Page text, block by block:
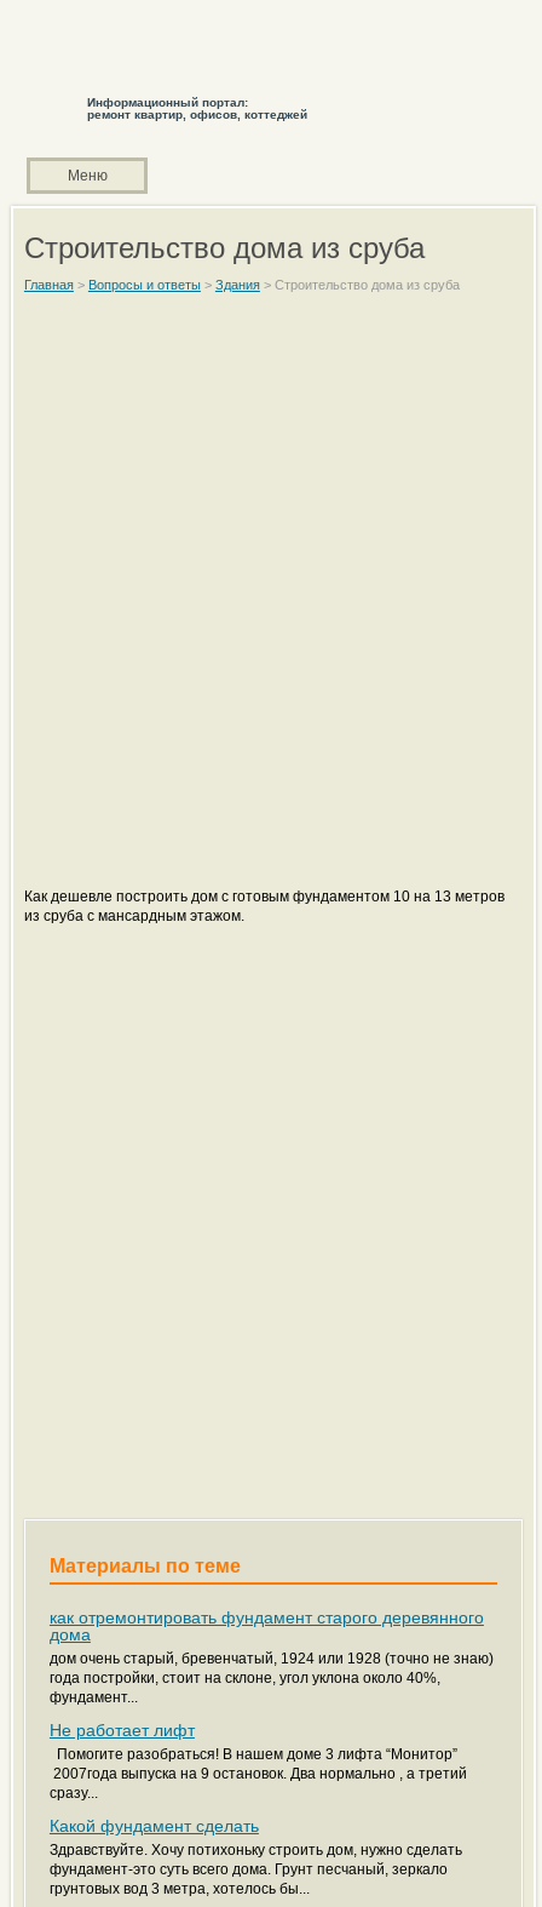
Информационный портал:
ремонт квартир, офисов, коттеджей
Меню
Строительство дома из сруба
Главная> Вопросы и ответы> Здания> Строительство дома из сруба
Как дешевле построить дом с готовым фундаментом 10 на 13 метров
из сруба с мансардным этажом.
Материалы по теме
как отремонтировать фундамент старого деревянного
дома
дом очень старый, бревенчатый, 1924 или 1928 (точно не знаю)
года постройки, стоит на склоне, угол уклона около 40%,
фундамент...
Не работает лифт
Помогите разобраться! В нашем доме 3 лифта “Монитор”
2007года выпуска на 9 остановок. Два нормально , а третий
сразу...
Какой фундамент сделать
Здравствуйте. Хочу потихоньку строить дом, нужно сделать
фундамент-это суть всего дома. Грунт песчаный, зеркало
грунтовых вод 3 метра, хотелось бы...